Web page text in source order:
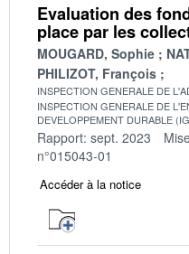
Evaluation des
place par les
MOUGARD, Sophie
PHILIZOT, François
INSPECTION GENERALE DE
INSPECTION GENERALE DE
DEVELOPPEMENT DURABLE
Rapport: sept. 2023
n°015043-01
Accéder à la notice